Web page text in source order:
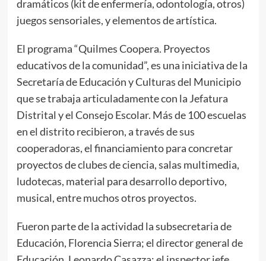
dramáticos (kit de enfermería, odontología, otros)
juegos sensoriales, y elementos de artística.
El programa “Quilmes Coopera. Proyectos
educativos de la comunidad”, es una iniciativa de la
Secretaría de Educación y Culturas del Municipio
que se trabaja articuladamente con la Jefatura
Distrital y el Consejo Escolar. Más de 100 escuelas
en el distrito recibieron, a través de sus
cooperadoras, el financiamiento para concretar
proyectos de clubes de ciencia, salas multimedia,
ludotecas, material para desarrollo deportivo,
musical, entre muchos otros proyectos.
Fueron parte de la actividad la subsecretaria de
Educación, Florencia Sierra; el director general de